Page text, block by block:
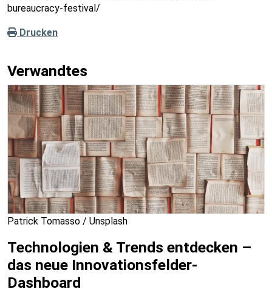
bureaucracy-festival/
Drucken
Verwandtes
Patrick Tomasso / Unsplash
Technologien & Trends entdecken –
das neue Innovationsfelder-
Dashboard